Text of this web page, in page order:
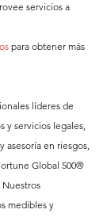
servicios a
para obtener más
líderes de
y servicios legales,
asesoría en riesgos,
Global 500®
Nuestros
medibles y